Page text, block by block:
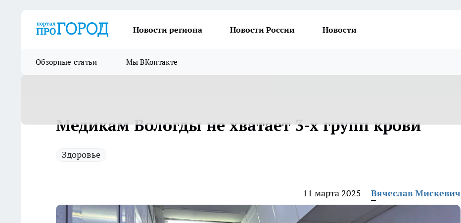
Новости региона Новости России Новости
Обзорные статьи Мы ВКонтакте
Медикам Вологды не хватает 3-х групп крови
Здоровье
11 марта 2025 Вячеслав Мискевич